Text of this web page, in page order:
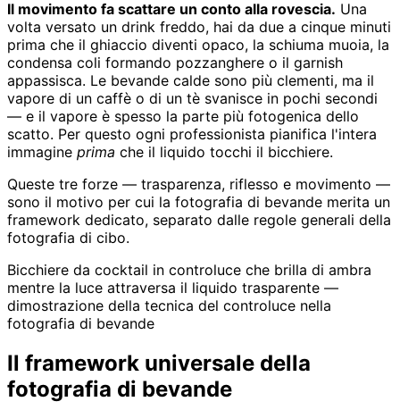
Il movimento fa scattare un conto alla rovescia. Una
volta versato un drink freddo, hai da due a cinque minuti
prima che il ghiaccio diventi opaco, la schiuma muoia, la
condensa coli formando pozzanghere o il garnish
appassisca. Le bevande calde sono più clementi, ma il
vapore di un caffè o di un tè svanisce in pochi secondi
— e il vapore è spesso la parte più fotogenica dello
scatto. Per questo ogni professionista pianifica l'intera
immagine prima che il liquido tocchi il bicchiere.
Queste tre forze — trasparenza, riflesso e movimento —
sono il motivo per cui la fotografia di bevande merita un
framework dedicato, separato dalle regole generali della
fotografia di cibo.
Bicchiere da cocktail in controluce che brilla di ambra
mentre la luce attraversa il liquido trasparente —
dimostrazione della tecnica del controluce nella
fotografia di bevande
Il framework universale della
fotografia di bevande